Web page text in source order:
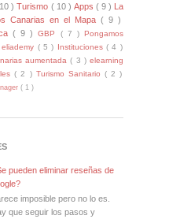
)Turismo ( 10 ) Apps ( 9 ) La
Canarias en el Mapa ( 9 )
( 9 )GBP ( 7 )Pongamos
eliademy ( 5 ) Instituciones( 4 )
aumentada( 3 )elearning
( 2 ) Turismo Sanitario ( 2 )
( 1 )
pueden eliminar reseñas de
imposible pero no lo es.
que seguir los pasos y